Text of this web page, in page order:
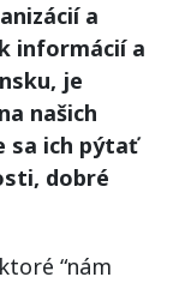
a
informácií a
je
našich
sa ich pýtať
dobré
“nám